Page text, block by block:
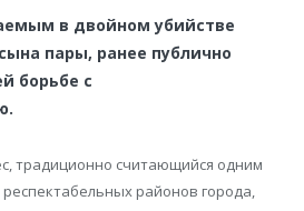
в двойном убийстве
пары, ранее публично
борьбе с
традиционно считающийся одним
районов города,